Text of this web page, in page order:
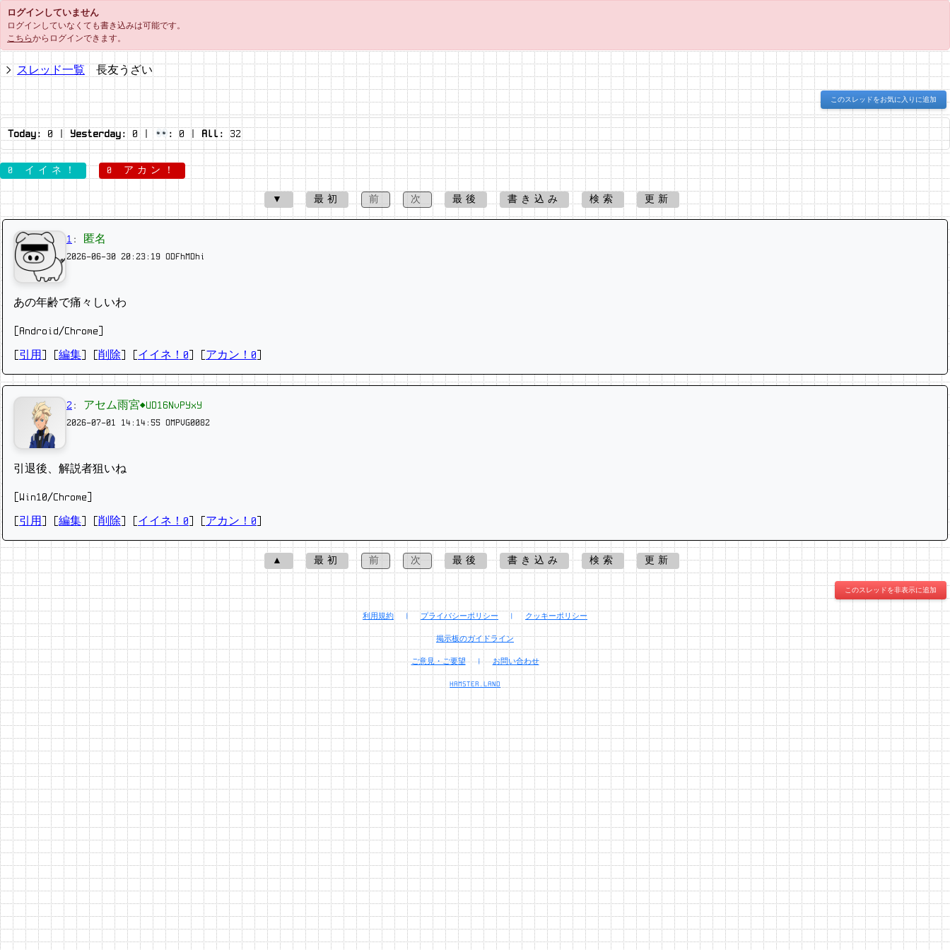
ログインしていません
ログインしていなくても書き込みは可能です。
こちらからログインできます。
スレッド一覧 長友うざい
このスレッドをお気に入りに追加
Today: 0 | Yesterday:0 | : 0 | All: 32
0 イイネ！ 0 アカン！
▼ 最初 前 次 最後 書き込み 検索 更新
1 : 匿名
2026-06-30 20:23:19 ODFhMDhi
あの年齢で痛々しいわ
[Android/Chrome]
引用 編集 削除 イイネ！0 アカン！0
2 : アセム雨宮◆UD16NvPYxY
2026-07-01 14:14:55 OMPVG0082
引退後、解説者狙いね
[Win10/Chrome]
引用 編集 削除 イイネ！0 アカン！0
▲ 最初 前 次 最後 書き込み 検索 更新
このスレッドを非表示に追加
利用規約 | プライバシーポリシー | クッキーポリシー
掲示板のガイドライン
ご意見・ご要望 | お問い合わせ
HAMSTER.LAND